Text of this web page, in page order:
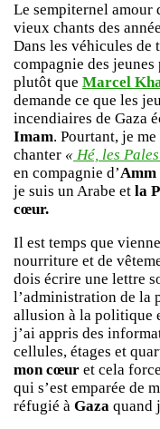
Le sempiternel amour
vieux chants des
Dans les véhicules de
compagnie des
plutôt que Marcel
demande ce que les
incendiaires de Gaza
Imam. Pourtant, je
chanter « Hé, les
en compagnie d’Amm
je suis un Arabe et la
cœur.
Il est temps que
nourriture et de
dois écrire une lettre
l’administration de la
allusion à la politique
j’ai appris des
cellules, étages et
mon cœur et cela
qui s’est emparée de
réfugié à Gaza quand